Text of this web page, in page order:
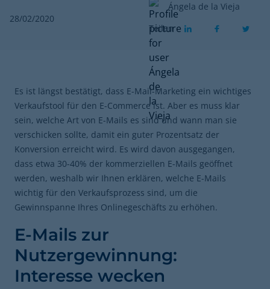
28/02/2020
Ángela de la Vieja
Teilen
Es ist längst bestätigt, dass E-Mail-Marketing ein wichtiges
Verkaufstool für den E-Commerce ist. Aber es muss klar
sein, welche Art von E-Mails es sind und wann man sie
verschicken sollte, damit ein guter Prozentsatz der
Konversion erreicht wird. Es wird davon ausgegangen,
dass etwa 30-40% der kommerziellen E-Mails geöffnet
werden, weshalb wir Ihnen erklären, welche E-Mails
wichtig für den Verkaufsprozess sind, um die
Gewinnspanne Ihres Onlinegeschäfts zu erhöhen.
E-Mails zur
Nutzergewinnung:
Interesse wecken